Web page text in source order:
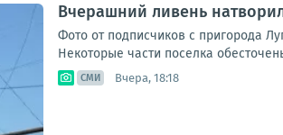
Вчерашний ливень
Фото от подписчиков с пригорода
Некоторые части поселка
СМИ Вчера, 18:18